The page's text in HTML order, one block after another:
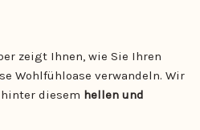
zeigt Ihnen, wie Sie Ihren
Wohlfühloase verwandeln. Wir
diesem hellen und